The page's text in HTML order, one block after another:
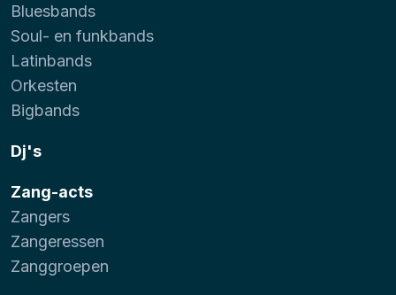
Bluesbands
Soul- en funkbands
Latinbands
Orkesten
Bigbands
Dj's
Zang-acts
Zangers
Zangeressen
Zanggroepen